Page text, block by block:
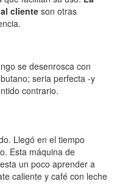
cliente son otras
se desenrosca con
seria perfecta -y
contrario.
Llegó en el tiempo
Esta máquina de
un poco aprender a
caliente y café con leche